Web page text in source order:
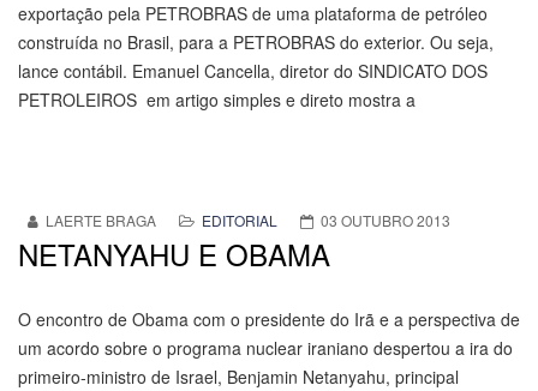
exportação pela PETROBRAS de uma plataforma de petróleo
construída no Brasil, para a PETROBRAS do exterior. Ou seja,
lance contábil. Emanuel Cancella, diretor do SINDICATO DOS
PETROLEIROS em artigo simples e direto mostra a
LAERTE BRAGA EDITORIAL 03 OUTUBRO 2013
NETANYAHU E OBAMA
O encontro de Obama com o presidente do Irã e a perspectiva de
um acordo sobre o programa nuclear iraniano despertou a ira do
primeiro-ministro de Israel, Benjamin Netanyahu, principal